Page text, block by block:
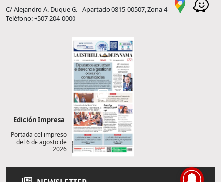
C/ Alejandro A. Duque G. - Apartado 0815-00507, Zona 4
Teléfono: +507 204-0000
Edición Impresa
Portada del impreso
del 6 de agosto de
2026